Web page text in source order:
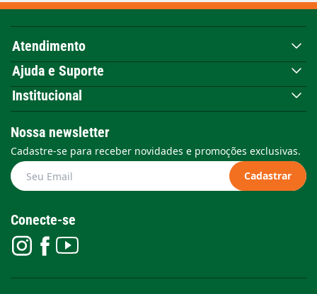
Atendimento
Ajuda e Suporte
Institucional
Nossa newsletter
Cadastre-se para receber novidades e promoções exclusivas.
Cadastrar
Conecte-se